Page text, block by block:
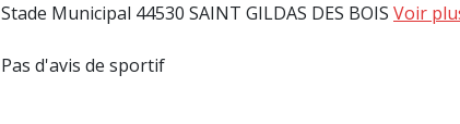
Stade Municipal 44530 SAINT GILDAS DES BOIS Voir
Pas d'avis de sportif